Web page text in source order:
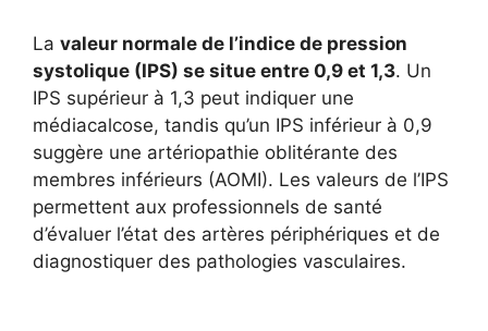
La valeur normale de l’indice de pression
systolique (IPS) se situe entre 0,9 et 1,3. Un
IPS supérieur à 1,3 peut indiquer une
médiacalcose, tandis qu’un IPS inférieur à 0,9
suggère une artériopathie oblitérante des
membres inférieurs (AOMI). Les valeurs de l’IPS
permettent aux professionnels de santé
d’évaluer l’état des artères périphériques et de
diagnostiquer des pathologies vasculaires.